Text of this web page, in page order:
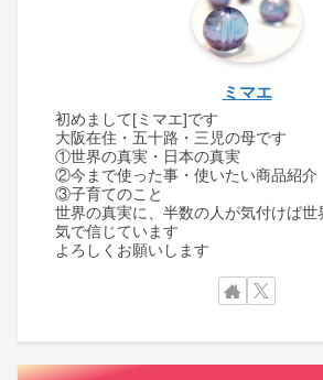
ミマエ
初めまして[ミマエ]です
大阪在住・五十路・三児の母です
①世界の真実・日本の真実
②今まで使った事・使いたい商品紹介
③子育てのこと
世界の真実に、半数の人が気付けば世
気で信じています
よろしくお願いします